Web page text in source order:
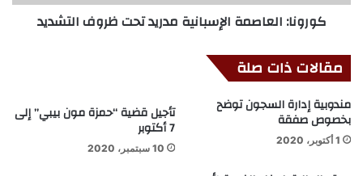
كورونا: العاصمة الإسبانية مدريد تحت ظروف التشديد
مقالات ذات صلة
مندوبية إدارة السجون توضح
بخصوص صفقة
1 أكتوبر، 2020
تأجيل قضية “حمزة مون بيبي” إلى
7 أكتوبر
10 سبتمبر، 2020